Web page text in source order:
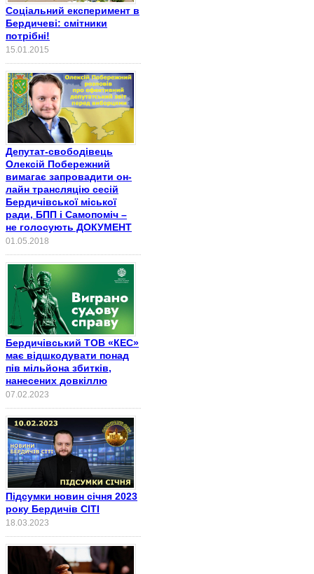
Соціальний експеримент в
Бердичеві: смітники
потрібні!
15.01.2015
Депутат-свободівець
Олексій Побережний
вимагає запровадити он-
лайн трансляцію сесій
Бердичівської міської
ради, БПП і Самопоміч –
не голосують ДОКУМЕНТ
01.05.2018
Бердичівський ТОВ «КЕС»
має відшкодувати понад
пів мільйона збитків,
нанесених довкіллю
07.02.2023
Підсумки новин січня 2023
року Бердичів СІТІ
18.03.2023